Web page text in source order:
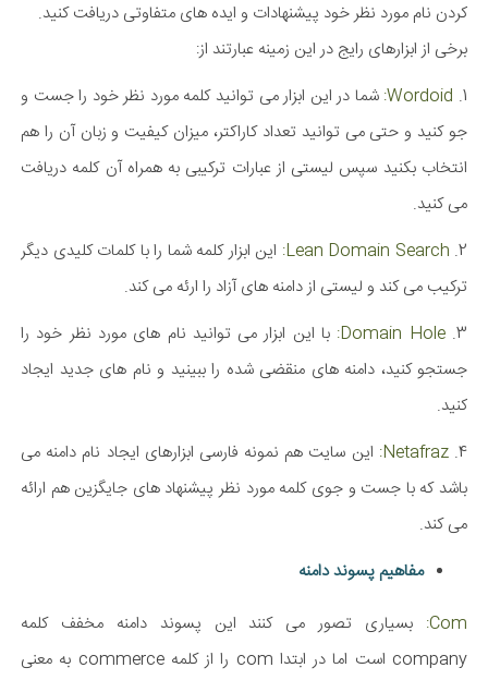
کردن نام مورد نظر خود پیشنهادات و ایده های متفاوتی دریافت کنید.
برخی از ابزارهای رایج در این زمینه عبارتند از:
1.
Wordoid: شما در این ابزار می توانید کلمه مورد نظر خود را جست و
جو کنید و حتی می توانید تعداد کاراکتر، میزان کیفیت و زبان آن را هم
انتخاب بکنید سپس لیستی از عبارات ترکیبی به همراه آن کلمه دریافت
می کنید.
2.
Lean Domain Search: این ابزار کلمه شما را با کلمات کلیدی دیگر
ترکیب می کند و لیستی از دامنه های آزاد را ارئه می کند.
3.
Domain Hole: با این ابزار می توانید نام های مورد نظر خود را
جستجو کنید، دامنه های منقضی شده را ببینید و نام های جدید ایجاد
کنید.
4.
Netafraz: این سایت هم نمونه فارسی ابزارهای ایجاد نام دامنه می
باشد که با جست و جوی کلمه مورد نظر پیشنهاد های جایگزین هم ارائه
می کند.​
مفاهیم پسوند دامنه
Com: بسیاری تصور می کنند این پسوند دامنه مخفف کلمه
company است اما در ابتدا com را از کلمه commerce به معنی